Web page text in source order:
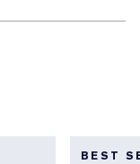
BEST